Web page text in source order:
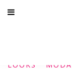
LOOKS MODA